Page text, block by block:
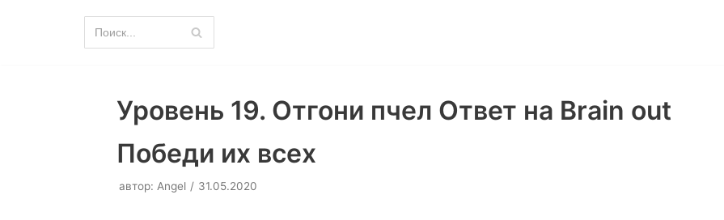
Уровень 19. Отгони пчел Ответ на Brain out
Победи их всех
автор: Angel 31.05.2020